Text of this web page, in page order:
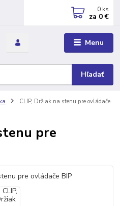
Menu
Hľadať
0 ks
za 0 €
CLIP, Držiak na stenu pre ovládače
pre